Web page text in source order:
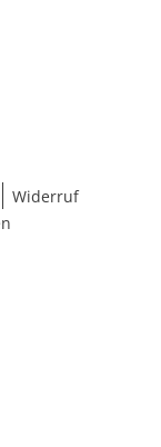
Widerruf